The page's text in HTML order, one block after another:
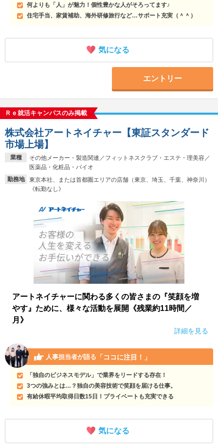
何よりも「人」が魅力！個性豊かな人がそろってます♪
住宅手当、家賃補助、海外研修旅行など…サポート充実（＾＾）
気になる
エントリー
Ｒｅ就活キャンパスのみ掲載
業種
その他メーカー・製造関連／フィットネスクラブ・エステ・理美容／
医薬品・化粧品・バイオ
勤務地
東京本社、または首都圏エリアの店舗（東京、埼玉、千葉、神奈川）
《転勤なし》
株式会社アートネイチャー【東証スタンダード
市場上場】
アートネイチャーに関わる多くの皆さまの『笑顔を増
やす』ために、様々な活動を展開《残業約11時間／
月》
詳細を見る
人事担当者が語る 「ココに注目！」
「独自のビジネスモデル」で業界をリードする存在！
3つの強みとは…？独自の美容技術で笑顔を届ける仕事。
有給休暇平均取得日数15日！プライベートも充実できる
気になる